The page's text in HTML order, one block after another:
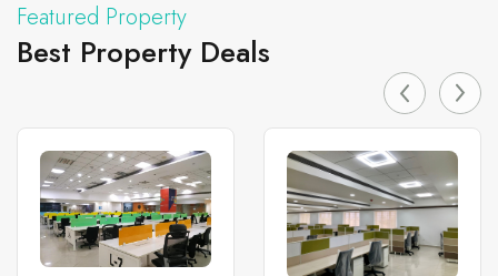
Featured Property
Best Property Deals